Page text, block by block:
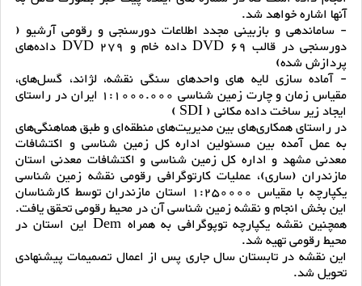
آنها اشاره خواهد شد.
- ساماندهی و بازبینی مجدد اطلاعات دورسنجی و رقومی آرشیو (
دورسنجی در قالب 69 DVD داده خام و 279 DVD داده‌های
پردازش شده)
- آماده سازی لایه های واحدهای سنگی نقشه، لژاند، گسل‌های،
مقیاس زمان و چارت زمین شناسی 1:1000.000 ایران در راستای
ایجاد زیر ساخت داده مکانی ( SDI )
در راستای همکاری‌های بین مدیریت‌های منطقه‌ای و طبق هماهنگی‌های
به عمل آمده بین مسئولین اداره کل زمین شناسی و اکتشافات
معدنی مشهد و اداره کل زمین شناسی و اکتشافات معدنی استان
مازندران (ساری)، عملیات کارتوگرافی رقومی نقشه زمین شناسی
یکپارچه با مقیاس 1:250000 استان مازندران توسط کارشناسان
این بخش انجام و نقشه زمین شناسی آن در محیط رقومی تحقق یافت.
همچنین نقشه یکپارچه توپوگرافی به همراه Dem این استان در
محیط رقومی تهیه شد.
این نقشه در تابستان سال جاری پس از اعمال تصمیمات پیشنهادی
تحویل شد.